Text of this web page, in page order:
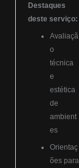
Destaques
deste serviço:
Avaliaçã
o
técnica
e
estética
de
ambient
es
Orientaç
ões para